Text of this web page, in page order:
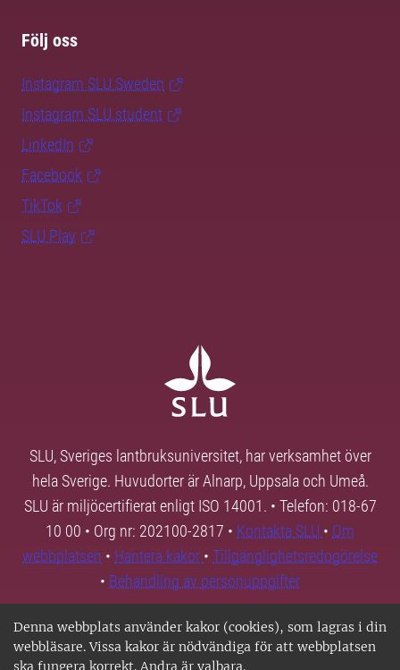
Denna webbplats använder kakor (cookies), som lagras i din
webbläsare. Vissa kakor är nödvändiga för att webbplatsen
ska fungera korrekt. Andra är valbara.
Följ oss
Instagram SLU.Sweden
Instagram SLU.student
LinkedIn
Facebook
TikTok
SLU Play
SLU, Sveriges lantbruksuniversitet, har verksamhet över
hela Sverige. Huvudorter är Alnarp, Uppsala och Umeå.
SLU är miljöcertifierat enligt ISO 14001. • Telefon: 018-67
10 00 • Org nr: 202100-2817 • Kontakta SLU • Om
webbplatsen • Hantera kakor • Tillgänglighetsredogörelse
• Behandling av personuppgifter